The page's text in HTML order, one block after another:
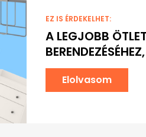
EZ IS ÉRDEKELHET:
A LEGJOBB
Elolvasom